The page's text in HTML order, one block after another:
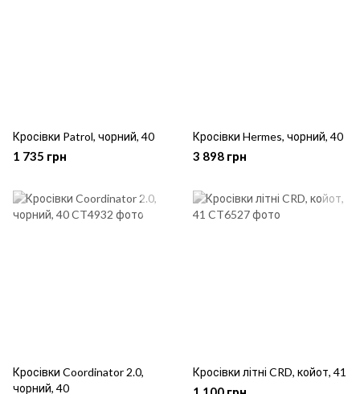
Кросівки Patrol, чорний, 40
1 735 грн
Кросівки Hermes, чорний, 40
3 898 грн
Кросівки Coordinator 2.0,
чорний, 40
Кросівки літні CRD, койот, 41